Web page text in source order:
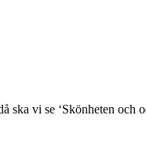
ska vi se ‘Skönheten och